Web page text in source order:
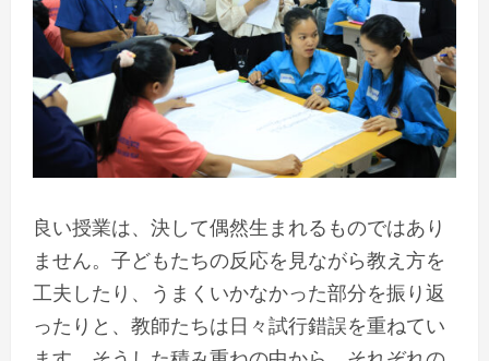
良い授業は、決して偶然生まれるものではあり
ません。子どもたちの反応を見ながら教え方を
工夫したり、うまくいかなかった部分を振り返
ったりと、教師たちは日々試行錯誤を重ねてい